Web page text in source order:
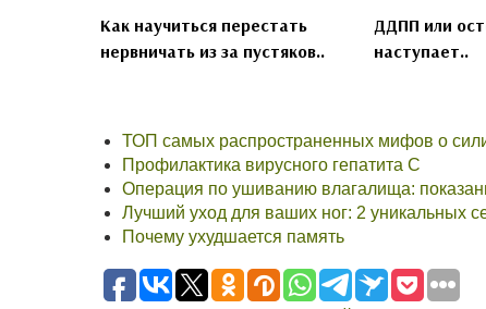
Как научиться перестать
нервничать из за пустяков..
ДДПП или
наступает..
ТОП самых распространенных мифов о
Профилактика вирусного гепатита С
Операция по ушиванию влагалища:
Лучший уход для ваших ног: 2 уникальных
Почему ухудшается память